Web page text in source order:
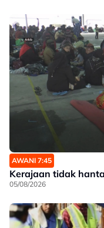
AWANI 7:45
Kerajaan tidak
05/08/2026